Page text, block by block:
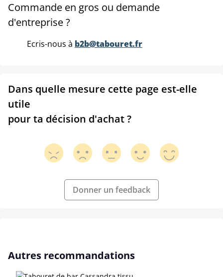
Commande en gros ou demande
d'entreprise ?
Ecris-nous à b2b@tabouret.fr
Dans quelle mesure cette page est-elle
utile
pour ta décision d'achat ?
Donner un feedback
Ignorer la galerie de produits
Autres recommandations